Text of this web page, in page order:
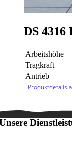
DS 4316
Arbeitshöhe
Tragkraft
Antrieb
Produktdetails
Unsere